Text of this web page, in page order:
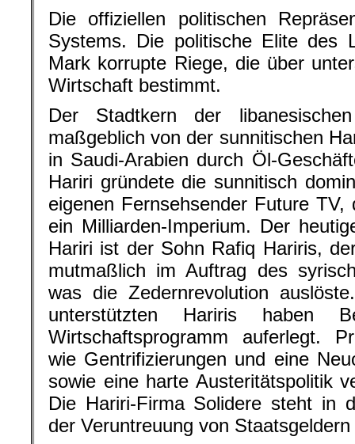
Die offiziellen politischen
Systems. Die politische Elite des
Mark korrupte Riege, die über
Wirtschaft bestimmt.
Der Stadtkern der
maßgeblich von der sunnitischen
in Saudi-Arabien durch Öl-
Hariri gründete die sunnitisch
eigenen Fernsehsender Future
ein Milliarden-Imperium. Der
Hariri ist der Sohn Rafiq Hariris,
mutmaßlich im Auftrag des
was die Zedernrevolution
unterstützten Hariris haben
Wirtschaftsprogramm auferlegt.
wie Gentrifizierungen und eine
sowie eine harte Austeritätspolitik
Die Hariri-Firma Solidere steht in
der Veruntreuung von